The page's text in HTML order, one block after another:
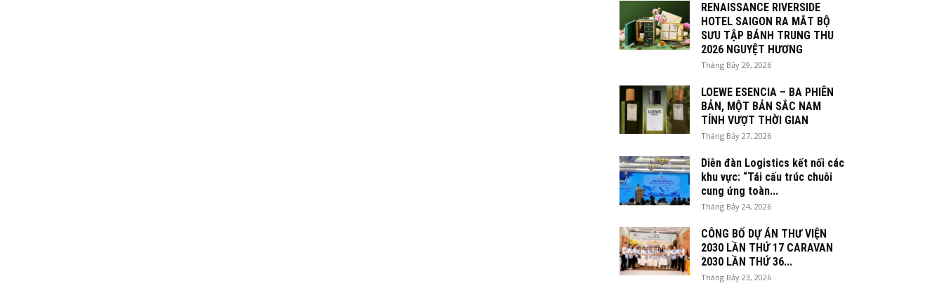
RENAISSANCE RIVERSIDE
HOTEL SAIGON RA MẮT BỘ
SƯU TẬP BÁNH TRUNG THU
2026 NGUYỆT HƯƠNG
Tháng Bảy 29, 2026
LOEWE ESENCIA – BA PHIÊN
BẢN, MỘT BẢN SẮC NAM
TÍNH VƯỢT THỜI GIAN
Tháng Bảy 27, 2026
Diễn đàn Logistics kết nối các
khu vực: “Tái cấu trúc chuỗi
cung ứng toàn...
Tháng Bảy 24, 2026
CÔNG BỐ DỰ ÁN THƯ VIỆN
2030 LẦN THỨ 17 CARAVAN
2030 LẦN THỨ 36...
Tháng Bảy 23, 2026